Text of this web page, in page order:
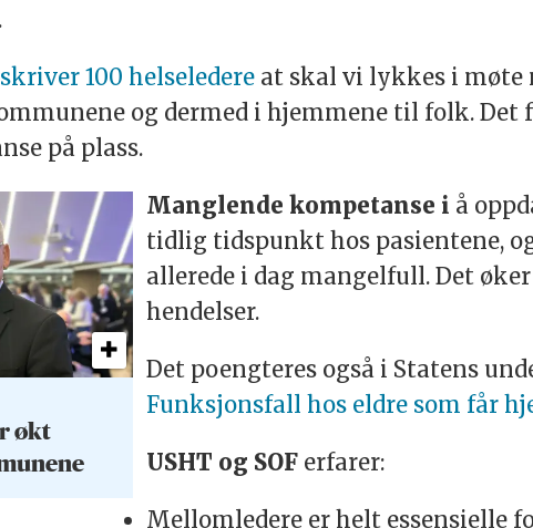
skriver 100 helseledere at skal vi lykkes i møte
og dermed i hjemmene til folk.
på plass.
økt
Manglende kompetanse i å
tidlig tidspunkt hos pasientene,
allerede i dag mangelfull. Det
hendelser.
Det poengteres også i Statens
Funksjonsfall hos eldre som får
USHT og SOF erfarer:
Mellomledere er helt essensielle